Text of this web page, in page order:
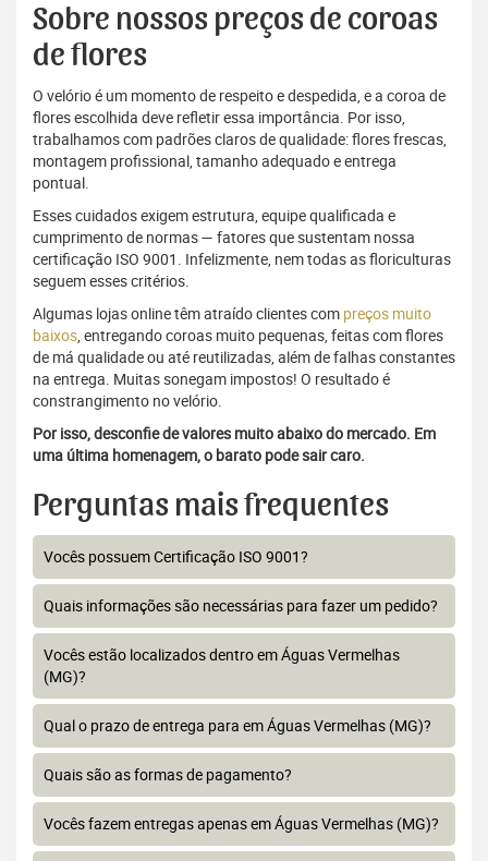
Sobre nossos preços de coroas
de flores
O velório é um momento de respeito e despedida, e a coroa de
flores escolhida deve refletir essa importância. Por isso,
trabalhamos com padrões claros de qualidade: flores frescas,
montagem profissional, tamanho adequado e entrega
pontual.
Esses cuidados exigem estrutura, equipe qualificada e
cumprimento de normas — fatores que sustentam nossa
certificação ISO 9001. Infelizmente, nem todas as floriculturas
seguem esses critérios.
Algumas lojas online têm atraído clientes com preços muito
baixos, entregando coroas muito pequenas, feitas com flores
de má qualidade ou até reutilizadas, além de falhas constantes
na entrega. Muitas sonegam impostos! O resultado é
constrangimento no velório.
Por isso, desconfie de valores muito abaixo do mercado. Em
uma última homenagem, o barato pode sair caro.
Perguntas mais frequentes
Vocês possuem Certificação ISO 9001?
Quais informações são necessárias para fazer um pedido?
Vocês estão localizados dentro em Águas Vermelhas
(MG)?
Qual o prazo de entrega para em Águas Vermelhas (MG)?
Quais são as formas de pagamento?
Vocês fazem entregas apenas em Águas Vermelhas (MG)?